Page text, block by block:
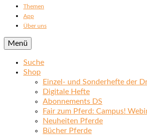
Themen
App
Über uns
Menü
Suche
Shop
Einzel- und Sonderhefte der
Digitale Hefte
Abonnements DS
Fair zum Pferd: Campus!
Neuheiten Pferde
Bücher Pferde